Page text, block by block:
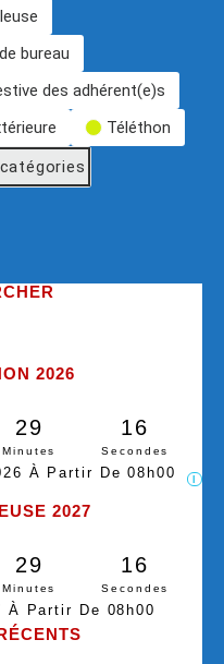
bureau
des adhérent(e)s
Téléthon
2026
29
Minutes
15
Secondes
À Partir De 08h00
2027
29
Minutes
15
Secondes
À Partir De 08h00